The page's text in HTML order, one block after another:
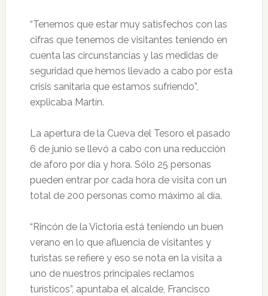
“Tenemos que estar muy satisfechos con las
cifras que tenemos de visitantes teniendo en
cuenta las circunstancias y las medidas de
seguridad que hemos llevado a cabo por esta
crisis sanitaria que estamos sufriendo”,
explicaba Martín.
La apertura de la Cueva del Tesoro el pasado
6 de junio se llevó a cabo con una reducción
de aforo por día y hora. Sólo 25 personas
pueden entrar por cada hora de visita con un
total de 200 personas como máximo al día.
“Rincón de la Victoria está teniendo un buen
verano en lo que afluencia de visitantes y
turistas se refiere y eso se nota en la visita a
uno de nuestros principales reclamos
turísticos”, apuntaba el alcalde, Francisco